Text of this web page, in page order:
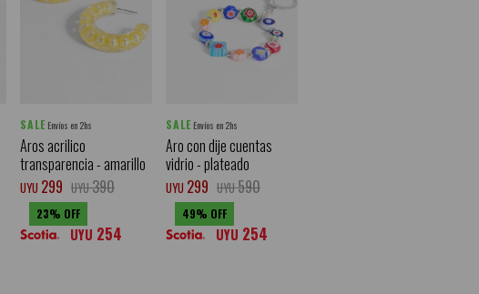
SALE Envíos en 2hs
Aros acrilico
transparencia - amarillo
UYU 299 UYU390
23
UYU 254
SALE Envíos en 2hs
Aro con dije cuentas
vidrio - plateado
UYU 299 UYU590
49
UYU 254